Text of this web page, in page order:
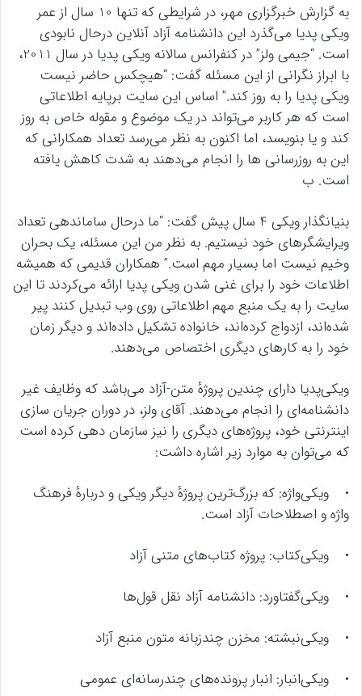
به گزارش خبرگزاری مهر، در شرایطی که تنها 10 سال از عمر
ویکی پدیا می‌گذرد این دانشنامه آزاد آنلاین درحال نابودی
است. “جیمی ولز” در کنفرانس سالانه ویکی پدیا در سال 2011،
با ابراز نگرانی از این مسئله گفت: “هیچکس حاضر نیست
ویکی پدیا را به روز کند.” اساس این سایت برپایه اطلاعاتی
است که هر کاربر می‌تواند در یک موضوع و مقوله خاص به روز
کند و یا بنویسد، اما اکنون به نظر می‌رسد تعداد همکارانی که
این به روزرسانی ها را انجام می‌دهند به شدت کاهش یافته
است. ب
بنیانگذار ویکی 4 سال پیش گفت: “ما درحال ساماندهی تعداد
ویرایشگرهای خود نیستیم. به نظر من این مسئله، یک بحران
وخیم نیست اما بسیار مهم است.” همکاران قدیمی که همیشه
اطلاعات خود را برای غنی شدن ویکی پدیا ارائه می‌کردند تا این
سایت را به یک منبع مهم اطلاعاتی روی وب تبدیل کنند پیر
شده‌اند، ازدواج کرده‌اند، خانواده تشکیل داده‌اند و دیگر زمان
خود را به کارهای دیگری اختصاص می‌دهند.
ویکی‌پدیا دارای چندین پروژهٔ متن-آزاد می‌باشد که وظایف غیر
دانشنامه‌ای را انجام می‌دهند. آقای ولز، در دوران جریان سازی
اینترنتی خود، پروژه‌های دیگری را نیز سازمان دهی کرده است
که می‌توان به موارد زیر اشاره داشت:
• ویکی‌واژه: که بزرگ‌ترین پروژهٔ دیگر ویکی و دربارهٔ فرهنگ
واژه و اصطلاحات آزاد است.
• ویکی‌کتاب: پروژه کتاب‌های متنی آزاد
• ویکی‌گفتاورد: دانشنامه آزاد نقل قول‌ها
• ویکی‌نبشته: مخزن چندزبانه متون منبع آزاد
• ویکی‌انبار: انبار پرونده‌های چندرسانه‌ای عمومی